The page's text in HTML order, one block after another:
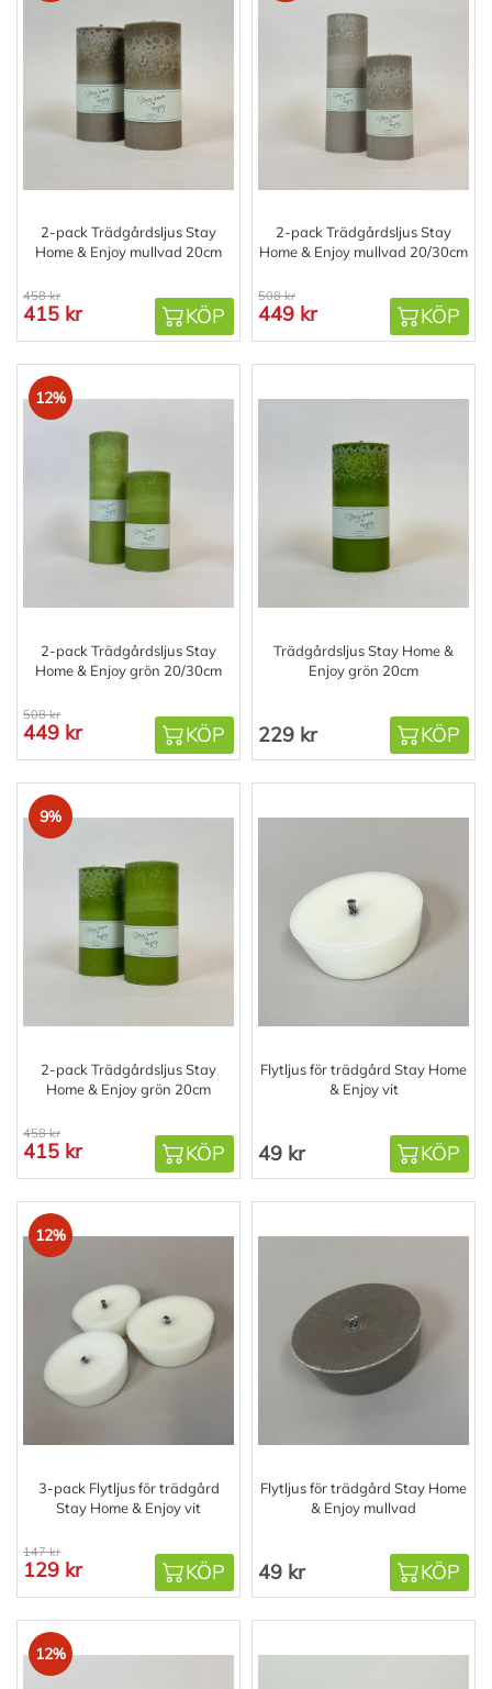
2-pack Trädgårdsljus Stay
Home & Enjoy mullvad 20cm
458 kr
415 kr KÖP
2-pack Trädgårdsljus Stay
Home & Enjoy mullvad 20/30cm
508 kr
449 kr KÖP
12%
2-pack Trädgårdsljus Stay
Home & Enjoy grön 20/30cm
508 kr
449 kr KÖP
Trädgårdsljus Stay Home &
Enjoy grön 20cm
229 kr KÖP
9%
2-pack Trädgårdsljus Stay
Home & Enjoy grön 20cm
458 kr
415 kr KÖP
Flytljus för trädgård Stay Home
& Enjoy vit
49 kr KÖP
12%
3-pack Flytljus för trädgård
Stay Home & Enjoy vit
147 kr
129 kr KÖP
Flytljus för trädgård Stay Home
& Enjoy mullvad
49 kr KÖP
12%